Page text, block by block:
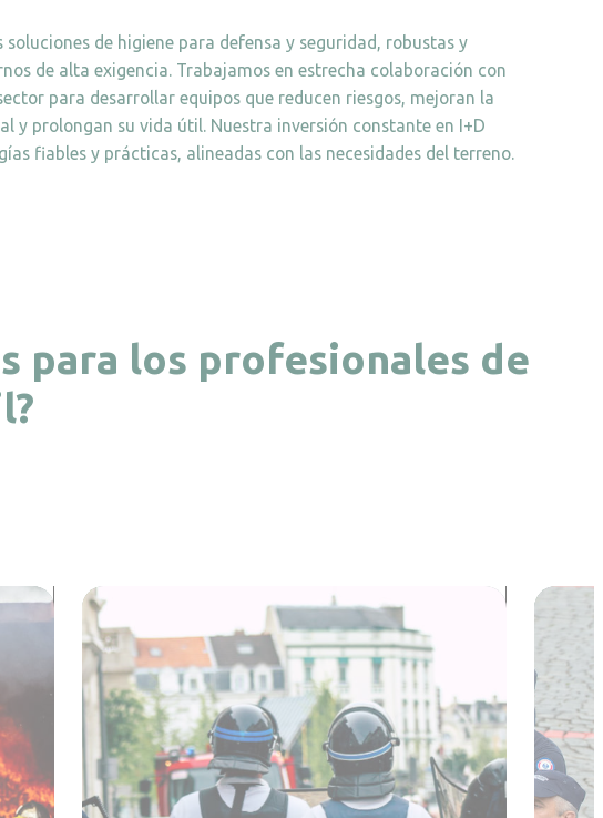
soluciones de higiene para defensa y seguridad, robustas y
de alta exigencia. Trabajamos en estrecha colaboración con
para desarrollar equipos que reducen riesgos, mejoran la
y prolongan su vida útil. Nuestra inversión constante en I+D
fiables y prácticas, alineadas con las necesidades del terreno.
para los profesionales de